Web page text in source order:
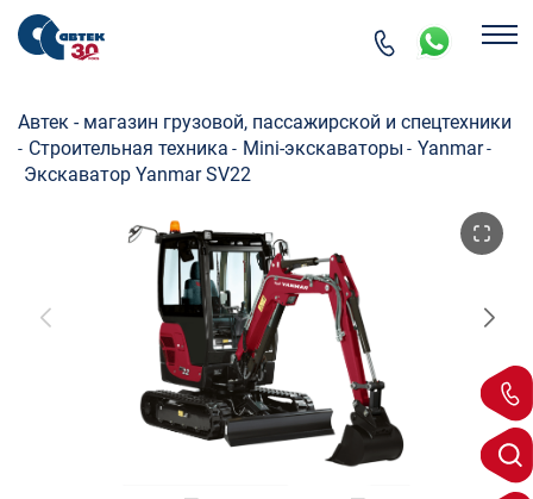
Автек - магазин грузовой, пассажирской и спецтехники
- Строительная техника - Mini-экскаваторы - Yanmar-
Экскаватор Yanmar SV22